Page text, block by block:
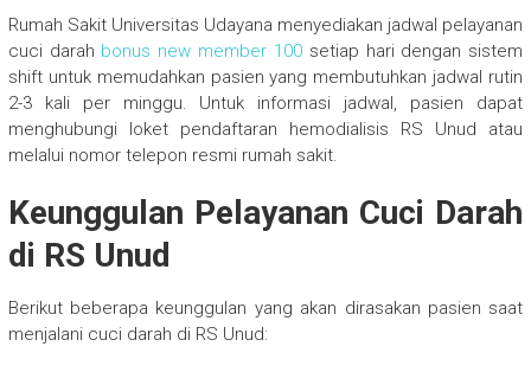
Rumah Sakit Universitas Udayana menyediakan jadwal pelayanan
cuci darah bonus new member 100setiap hari dengan sistem
shift untuk memudahkan pasien yang membutuhkan jadwal rutin
2-3 kali per minggu. Untuk informasi jadwal, pasien dapat
menghubungi loket pendaftaran hemodialisis RS Unud atau
melalui nomor telepon resmi rumah sakit.
Keunggulan Pelayanan Cuci Darah
di RS Unud
Berikut beberapa keunggulan yang akan dirasakan pasien saat
menjalani cuci darah di RS Unud: